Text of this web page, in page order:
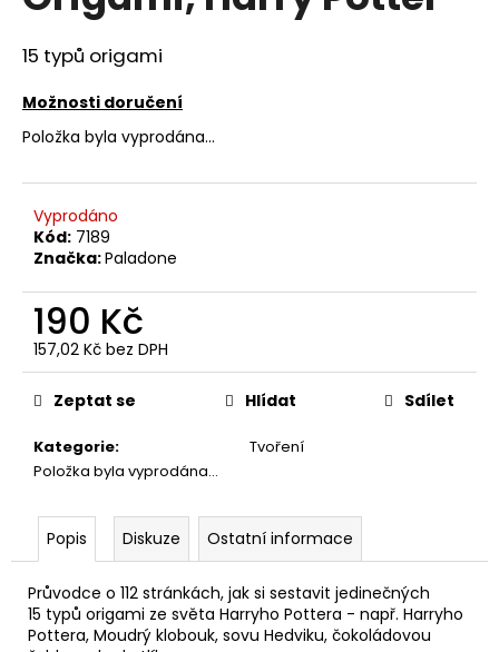
z
5
15 typů origami
Možnosti doručení
Položka byla vyprodána…
Vyprodáno
Kód: 7189
Značka:Paladone
190 Kč
157,02 Kč bez DPH
Měrná
cena:
Kategorie:
Tvoření
Položka byla vyprodána…
Zeptat se Hlídat Sdílet
Popis Diskuze Ostatní informace
Průvodce o 112 stránkách, jak si sestavit jedinečných
15 typů origami ze světa Harryho Pottera - např. Harryho
Pottera, Moudrý klobouk, sovu Hedviku, čokoládovou
j
t
?
D
o
p
u
m
e